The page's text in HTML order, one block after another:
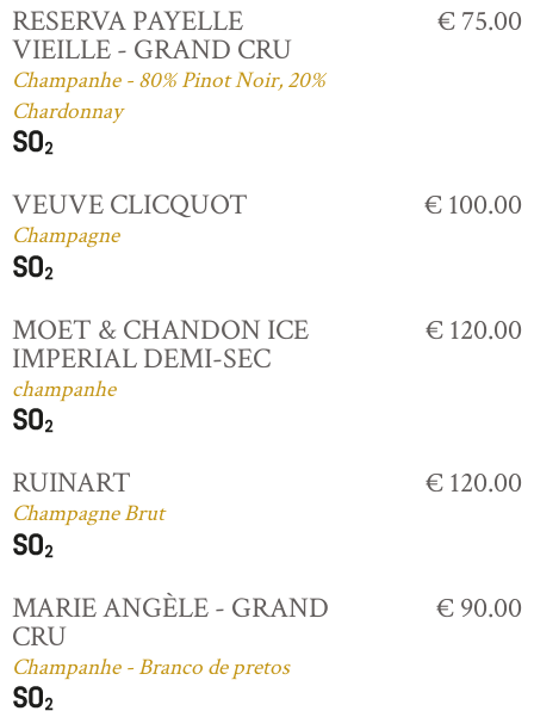
RESERVA PAYELLE
VIEILLE - GRAND CRU
Champanhe - 80% Pinot Noir, 20%
Chardonnay
€ 75.00
VEUVE CLICQUOT
Champagne
€ 100.00
MOET & CHANDON ICE
IMPERIAL DEMI-SEC
champanhe
€ 120.00
RUINART
Champagne Brut
€ 120.00
MARIE ANGÈLE - GRAND
CRU
Champanhe - Branco de pretos
€ 90.00